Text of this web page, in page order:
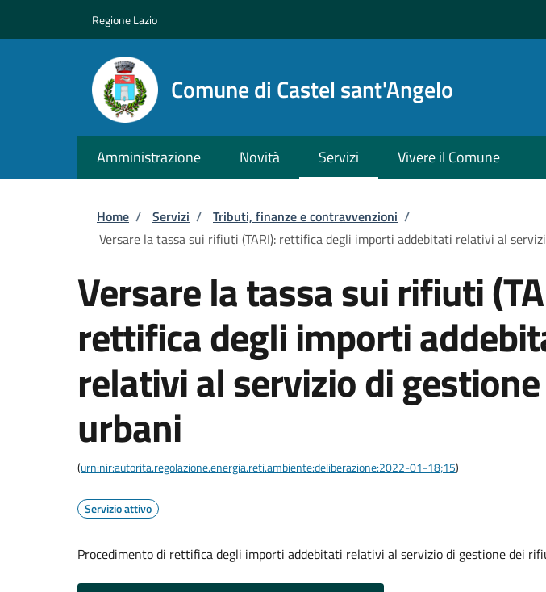
Regione Lazio
Comune di Castel sant'Angelo
Amministrazione Novità Servizi Vivere il Comune
Briciole di pane
Home / Servizi / Tributi, finanze e contravvenzioni /
Versare la tassa sui rifiuti (TARI): rettifica degli importi addebitati relativi al
Versare la tassa sui rifiuti
rettifica degli importi
relativi al servizio di
urbani
(urn:nir:autorita.regolazione.energia.reti.ambiente:deliberazione:2022-01-18;15)
Servizio attivo
Procedimento di rettifica degli importi addebitati relativi al servizio di gestione dei